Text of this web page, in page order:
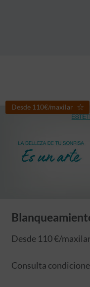
Desde 110€/maxilar
Desde 110 €/
Consulta